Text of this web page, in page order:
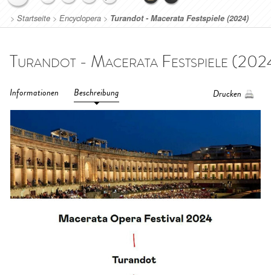
> Startseite > Encyclopera > Turandot - Macerata Festspiele (2024)
Informationen Beschreibung Drucken